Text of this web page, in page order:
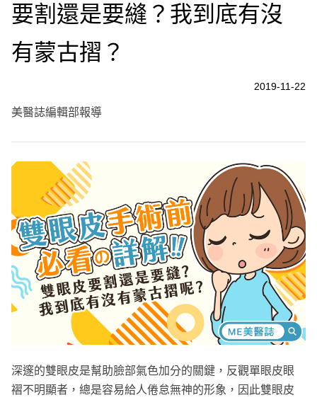
要割還是要縫？我到底有沒
有蒙古摺？
2019-11-22
美醫誌編輯部報導
深邃的雙眼皮是幫助臉部氣色加分的關鍵，反觀單眼皮眼
褶不明顯者，總是容易給人倦怠無神的形象，因此雙眼皮